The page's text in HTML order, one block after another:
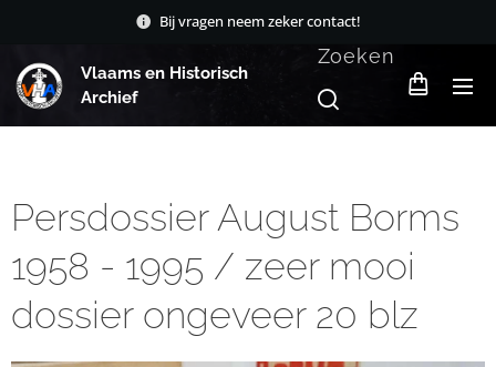
Bij vragen neem zeker contact!
Vlaams en Historisch
Archief
Zoeken
Persdossier August Borms
1958 - 1995 / zeer mooi
dossier ongeveer 20 blz